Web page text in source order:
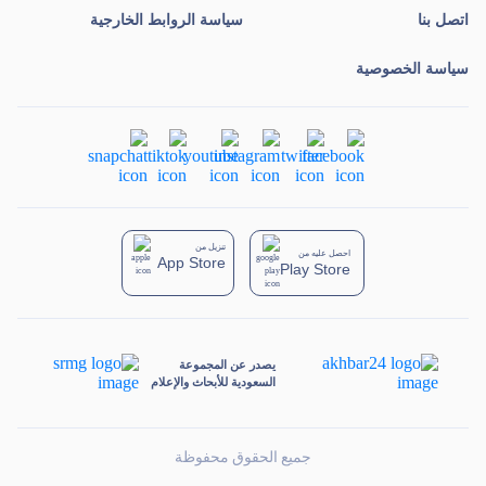
يصدر عن المجموعة
السعودية للأبحاث والإعلام
جميع الحقوق محفوظة
اتصل بنا سياسة الروابط الخارجية
سياسة الخصوصية
تنزيل من
App Store
احصل عليه من
Play Store